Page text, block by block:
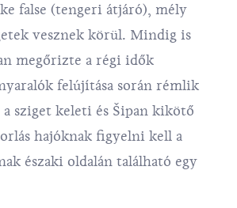
false (tengeri átjáró), mély
vesznek körül. Mindig is
megőrizte a régi idők
felújítása során rémlik
sziget keleti és Šipan kikötő
hajóknak figyelni kell a
északi oldalán található egy